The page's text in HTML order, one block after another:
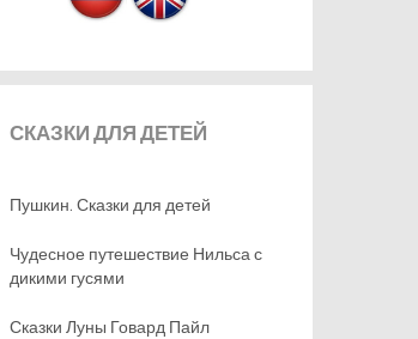
СКАЗКИДЛЯ ДЕТЕЙ
Пушкин. Сказки для детей
Чудесное путешествие Нильса с
дикими гусями
Сказки Луны Говард Пайл